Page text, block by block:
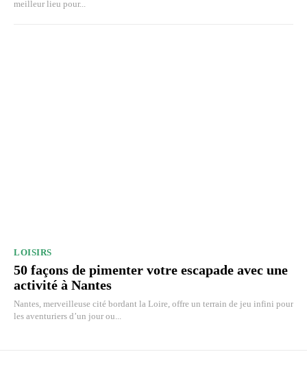
meilleur lieu pour...
LOISIRS
50 façons de pimenter votre escapade avec une
activité à Nantes
Nantes, merveilleuse cité bordant la Loire, offre un terrain de jeu infini pour
les aventuriers d’un jour ou...